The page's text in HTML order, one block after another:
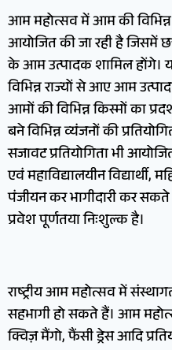
आम महोत्सव में आम की विभिन्न
आयोजित की जा रही है जिसमें
के आम उत्पादक शामिल होंगे।
विभिन्न राज्यों से आए आम
आमों की विभिन्न किस्मों का
बने विभिन्न व्यंजनों की
सजावट प्रतियोगिता भी
एवं महाविद्यालयीन विद्यार्थी,
पंजीयन कर भागीदारी कर
प्रवेश पूर्णतया निःशुल्क है।
राष्ट्रीय आम महोत्सव में
सहभागी हो सकते हैं। आम
क्विज़ मैंगो, फैंसी ड्रेस आदि